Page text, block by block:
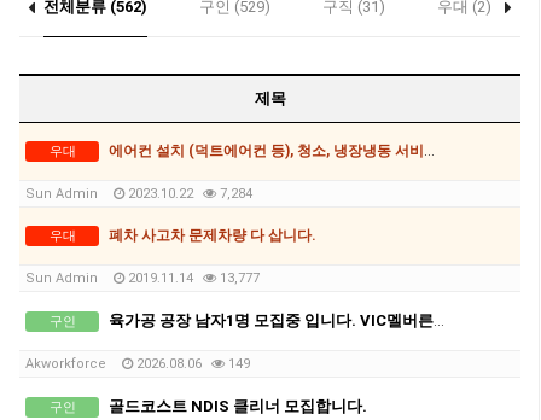
전체분류 (562) 구인 (529) 구직 (31) 우대 (2)
제목
우대 에어컨 설치 (덕트에어컨 등), 청소, 냉장냉동 서비스, 쿨룸제작
Sun Admin 2023.10.22 7,284
우대 폐차 사고차 문제차량 다 삽니다.
Sun Admin 2019.11.14 13,777
구인 육가공 공장 남자1명 모집중 입니다. VIC멜버른, 차로 2-2.5시간 북쪽 세컨,써드 가능지역.
Akworkforce 2026.08.06 149
구인 골드코스트 NDIS 클리너 모집합니다.